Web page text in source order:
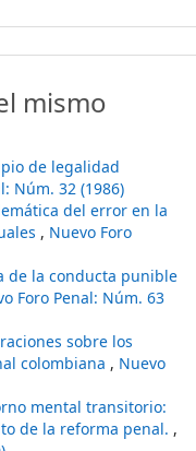
mismo
de legalidad
Núm. 32 (1986)
del error en la
, Nuevo Foro
de la conducta punible
Foro Penal: Núm. 63
sobre los
colombiana , Nuevo
mental transitorio:
de la reforma penal. ,